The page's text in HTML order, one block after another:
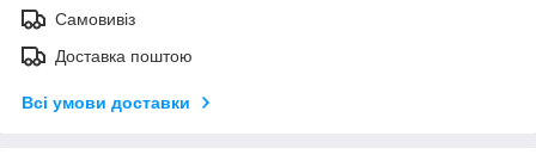
Самовивіз
Доставка поштою
Всі умови доставки